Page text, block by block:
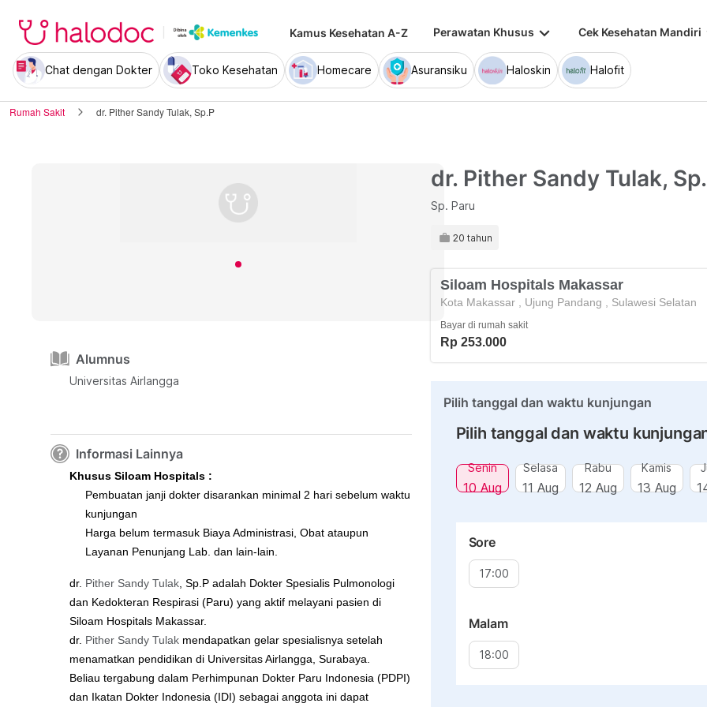
Kamus Kesehatan A-Z Perawatan Khusus keyboard_arrow_down Cek Kesehatan Mandiri
Chat dengan Dokter Toko Kesehatan Homecare Asuransiku Haloskin Halofit
Rumah Sakit dr. Pither Sandy Tulak, Sp.P
Alumnus
Universitas Airlangga
Informasi Lainnya
Khusus Siloam Hospitals :
Pembuatan janji dokter disarankan minimal 2 hari sebelum waktu
kunjungan
Harga belum termasuk Biaya Administrasi, Obat ataupun
Layanan Penunjang Lab. dan lain-lain.
dr. Pither Sandy Tulak , Sp.P adalah Dokter Spesialis Pulmonologi
dan Kedokteran Respirasi (Paru) yang aktif melayani pasien di
Siloam Hospitals Makassar.
dr. Pither Sandy Tulak mendapatkan gelar spesialisnya setelah
menamatkan pendidikan di Universitas Airlangga, Surabaya.
Beliau tergabung dalam Perhimpunan Dokter Paru Indonesia (PDPI)
dan Ikatan Dokter Indonesia (IDI) sebagai anggota ini dapat
dr. Pither Sandy Tulak,
Sp. Paru
20 tahun
Siloam Hospitals Makassar
Kota Makassar Ujung Pandang Sulawesi Selatan
Bayar di rumah sakit
Rp 253.000
Pilih tanggal dan waktu kunjungan
Pilih tanggal dan waktu
Senin
10 Aug
Selasa
11 Aug
Rabu
12 Aug
Kamis
13 Aug
Sore
17:00
Malam
18:00